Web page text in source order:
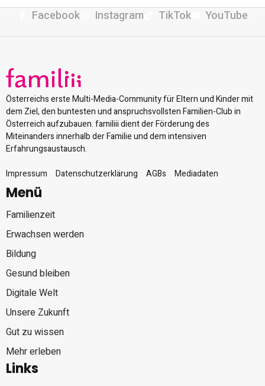
Facebook Instagram TikTok YouTube
Österreichs erste Multi-Media-Community für Eltern und Kinder mit
dem Ziel, den buntesten und anspruchsvollsten Familien-Club in
Österreich aufzubauen. familiii dient der Förderung des
Miteinanders innerhalb der Familie und dem intensiven
Erfahrungsaustausch.
Impressum
Datenschutzerklärung AGBs Mediadaten
Menü
Familienzeit
Erwachsen werden
Bildung
Gesund bleiben
Digitale Welt
Unsere Zukunft
Gut zu wissen
Mehr erleben
Links